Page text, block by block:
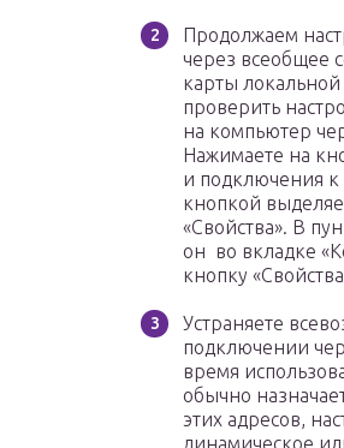
Продолжаем
через всеобщее
карты
проверить
на компьютер
Нажимаете на
и подключения к
кнопкой
«Свойства». В
он во вкладке
кнопку
Устраняете
подключении
время
обычно
этих адресов,
динамическое